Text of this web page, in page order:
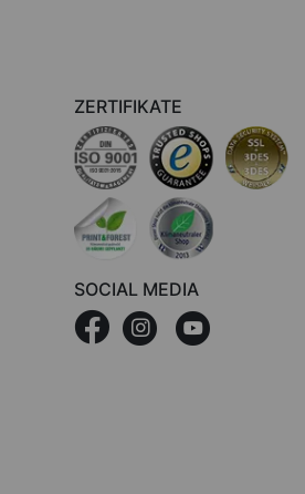
ZERTIFIKATE
SOCIAL MEDIA